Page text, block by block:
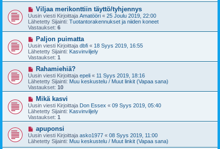
v
e
s
t
U
u
s
i
v
e
s
t
i
Viljaa merikonttiin täyttö/tyhjennys
Uusin viesti Kirjoittaja Amatööri « 25 Joulu 2019, 22:00
Lähetetty Sijainti: Tuotantorakennukset ja niiden koneet
Vastaukset: 6
U
u
s
i
v
e
s
t
i
Paljon puimatta
Uusin viesti Kirjoittaja dbfi « 18 Syys 2019, 16:55
Lähetetty Sijainti: Kasvinviljely
Vastaukset: 1
U
u
s
i
v
e
s
t
i
Rahamiehiä?
Uusin viesti Kirjoittaja epeli « 11 Syys 2019, 18:16
Lähetetty Sijainti: Muu keskustelu / Muut linkit (Vapaa sana)
Vastaukset: 10
U
u
s
i
v
e
s
t
Mikä kasvi
Uusin viesti Kirjoittaja Don Essex « 09 Syys 2019, 05:40
Lähetetty Sijainti: Kasvinviljely
Vastaukset: 1
U
u
s
i
apuponsi
Uusin viesti Kirjoittaja asko1977 « 08 Syys 2019, 11:00
Lähetetty Sijainti: Muu keskustelu / Muut linkit (Vapaa sana)